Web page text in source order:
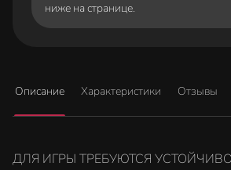
ниже на странице.
Описание Характеристики Отзывы
ДЛЯ ИГРЫ ТРЕБУЮТСЯ